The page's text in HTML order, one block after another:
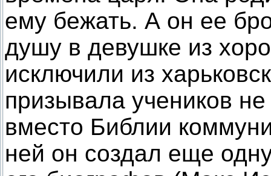
ему бежать. А он ее
душу в девушке из
исключили из
призывала учеников
вместо Библии
ней он создал еще